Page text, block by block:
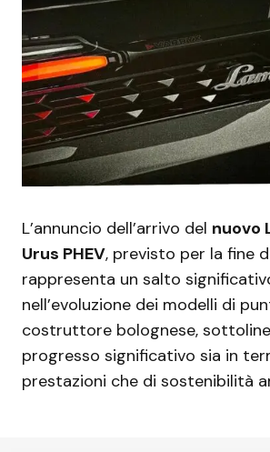
L’annuncio dell’arrivo del nuovo
Urus PHEV, previsto per la fine
rappresenta un salto
nell’evoluzione dei modelli di
costruttore bolognese,
progresso significativo sia in
prestazioni che di sostenibilità